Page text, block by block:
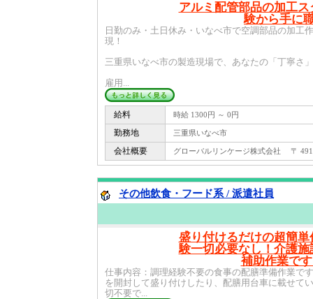
アルミ配管部品の加工
験から手に
日勤のみ・土日休み・いなべ市で空調部品の加工
現！
三重県いなべ市の製造現場で、あなたの「丁寧さ
雇用...
給料 時給 1300円 ～ 0円
勤務地 三重県いなべ市
会社概要 グローバルリンケージ株式会社 〒
その他飲食・フード系 / 派遣社員
盛り付けるだけの超簡
験一切必要なし！介護施
補助作業で
仕事内容：調理経験不要の食事の配膳準備作業で
を開封して盛り付けしたり、配膳用台車に載せて
切不要で...